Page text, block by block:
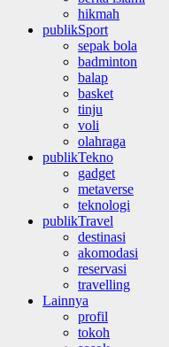
hikmah
publikSport
sepak bola
badminton
balap
basket
tinju
voli
olahraga
publikTekno
gadget
metaverse
teknologi
publikTravel
destinasi
akomodasi
reservasi
travelling
Lainnya
profil
tokoh